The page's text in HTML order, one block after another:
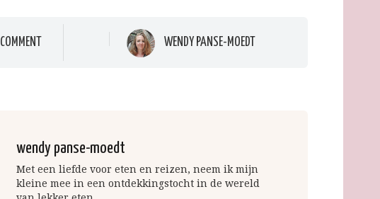
COMMENT WENDY PANSE-MOEDT
wendy panse-moedt
Met een liefde voor eten en reizen, neem ik mijn
kleine mee in een ontdekkingstocht in de wereld